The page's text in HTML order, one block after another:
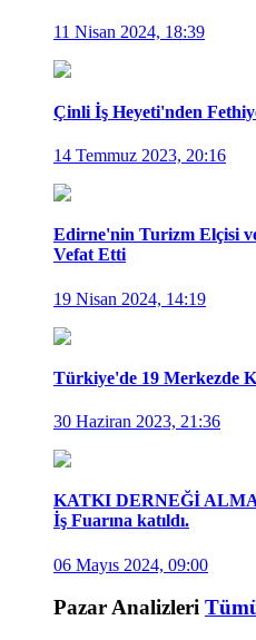
11 Nisan 2024, 18:39
Çinli İş Heyeti'nden
14 Temmuz 2023, 20:16
Edirne'nin Turizm Elçisi
Vefat Etti
19 Nisan 2024, 14:19
Türkiye'de 19 Merkezde
30 Haziran 2023, 21:36
KATKI DERNEĞİ
İş Fuarına katıldı.
06 Mayıs 2024, 09:00
Pazar Analizleri